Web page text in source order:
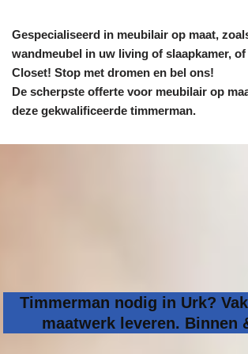
Gespecialiseerd in meubilair op maat,
wandmeubel in uw living of slaapkamer, of
Closet! Stop met dromen en bel ons!
De scherpste offerte voor meubilair op
deze gekwalificeerde timmerman.
Timmerman nodig in Urk?
maatwerk leveren. Binnen